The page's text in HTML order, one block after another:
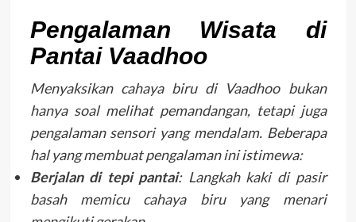
Pengalaman Wisata di
Pantai Vaadhoo
Menyaksikan cahaya biru di Vaadhoo bukan
hanya soal melihat pemandangan, tetapi juga
pengalaman sensori yang mendalam. Beberapa
hal yang membuat pengalaman ini istimewa:
Berjalan di tepi pantai: Langkah kaki di pasir
basah memicu cahaya biru yang menari